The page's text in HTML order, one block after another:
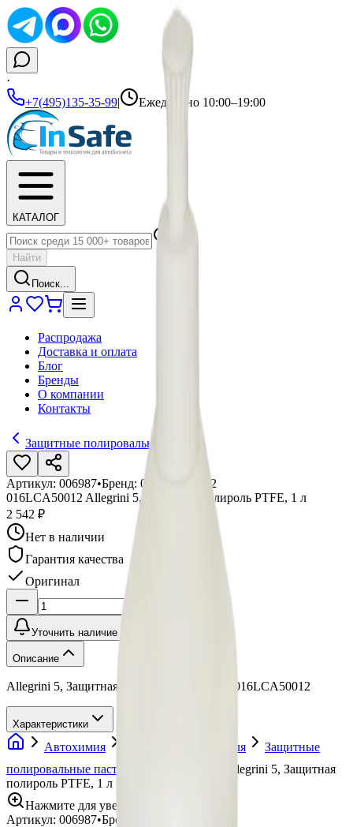
·
+7(495)135-35-99| Ежедневно 10:00–19:00
КАТАЛОГ
Найти
Поиск...
Распродажа
Доставка и оплата
Блог
Бренды
О компании
Контакты
Защитные полировальные пасты
Артикул: 006987•Бренд: 016LCA50012
016LCA50012 Allegrini 5, Защитная полироль PTFE, 1 л
2 542 ₽
Нет в наличии
Гарантия качества
Оригинал
Уточнить наличие
Описание
Allegrini 5, Защитная полироль PTFE, 1 л, 016LCA50012
Характеристики
Автохимия Воски для автомобиля
Защитные
полировальные пасты
016LCA50012 Allegrini 5, Защитная
полироль PTFE, 1 л
Нажмите для увеличения
Артикул: 006987•Бренд: